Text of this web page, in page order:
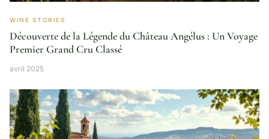
WINE STORIES
Découverte de la Légende du Château Angélus : Un Voyage
Premier Grand Cru Classé
avril 2025